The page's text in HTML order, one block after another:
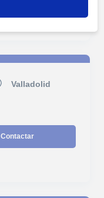
Valladolid
Contactar